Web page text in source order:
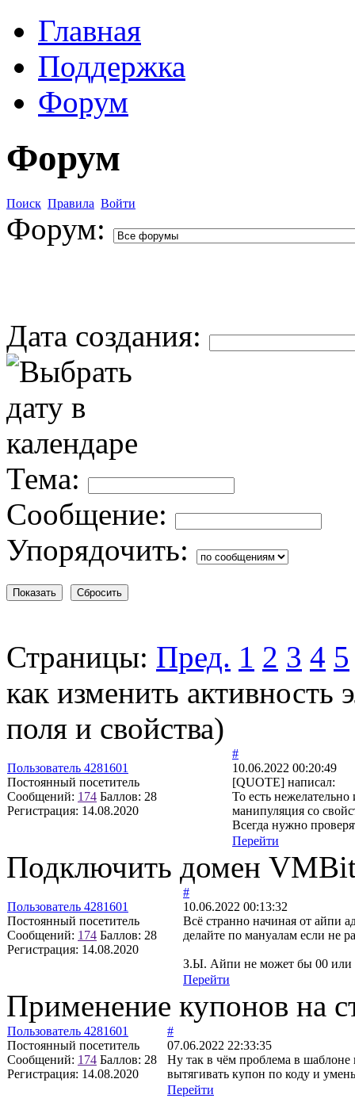
Главная
Поддержка
Форум
Форум
Поиск Правила Войти
Форум:
Дата создания:
Тема:
Сообщение:
Упорядочить:
Страницы: Пред. 1 2 3 4 5
как изменить активность
поля и свойства)
Пользователь 4281601
Постоянный посетитель
Сообщений: 174 Баллов: 28
Регистрация: 14.08.2020
#
10.06.2022 00:20:49
[QUOTE] написал:
То есть
манипуляция со
Всегда нужно
Перейти
Подключить домен
Пользователь 4281601
Постоянный посетитель
Сообщений: 174 Баллов: 28
Регистрация: 14.08.2020
#
10.06.2022 00:13:32
Всё странно начиная от айпи
делайте по мануалам если не
З.Ы. Айпи не может бы 00 или
Перейти
Применение купонов на
Пользователь 4281601
Постоянный посетитель
Сообщений: 174 Баллов: 28
Регистрация: 14.08.2020
#
07.06.2022 22:33:35
Ну так в чём проблема в шаблоне
вытягивать купон по коду и
Перейти